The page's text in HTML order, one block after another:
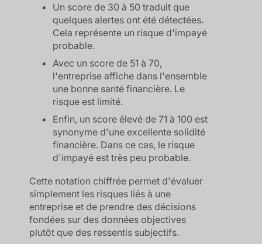
Un score de 30 à 50 traduit que
quelques alertes ont été détectées.
Cela représente un risque d'impayé
probable.
Avec un score de 51 à 70,
l'entreprise affiche dans l'ensemble
une bonne santé financière. Le
risque est limité.
Enfin, un score élevé de 71 à 100 est
synonyme d'une excellente solidité
financière. Dans ce cas, le risque
d'impayé est très peu probable.
Cette notation chiffrée permet d'évaluer
simplement les risques liés à une
entreprise et de prendre des décisions
fondées sur des données objectives
plutôt que des ressentis subjectifs.